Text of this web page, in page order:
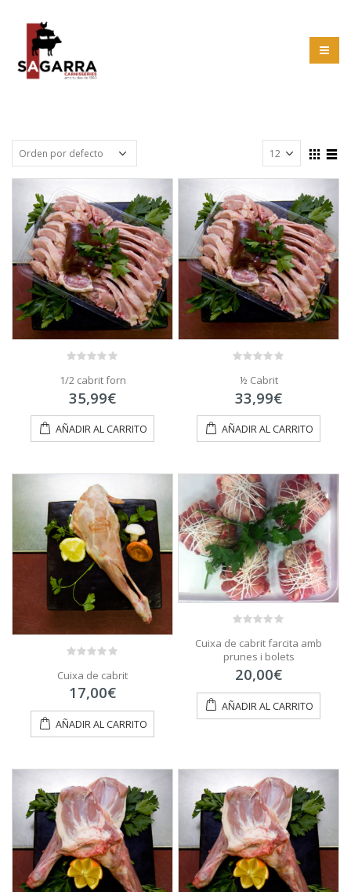
out
of
5
1/2 cabrit forn
35,99€
AÑADIR AL CARRITO
out
of
5
½ Cabrit
33,99€
AÑADIR AL CARRITO
out
of
Cuixa de cabrit
17,00€
AÑADIR AL CARRITO
out
of
Cuixa de cabrit farcita amb
prunes i bolets
20,00€
AÑADIR AL CARRITO